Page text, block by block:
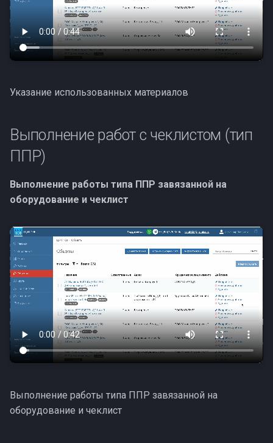
Указание использованных материалов
Выполнение работ с чеклистом (тип
ППР)
Выполнение работы типа ППР завязанной на
оборудование и чеклист
Выполнение работы типа ППР завязанной на
оборудование и чеклист